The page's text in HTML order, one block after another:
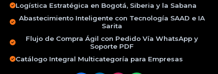
Logística Estratégica en Bogotá, Siberia y la Sabana
Abastecimiento Inteligente con Tecnología SAAD e IA
Sarita
Flujo de Compra Ágil con Pedido Vía WhatsApp y
Soporte PDF
Catálogo Integral Multicategoría para Empresas